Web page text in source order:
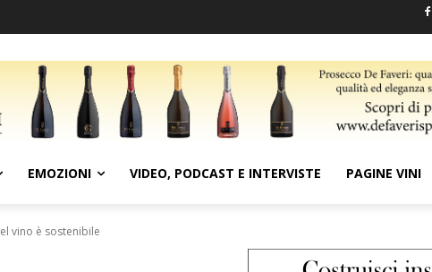
EMOZIONI VIDEO, PODCAST E INTERVISTE PAGINE VINI
vino è sostenibile